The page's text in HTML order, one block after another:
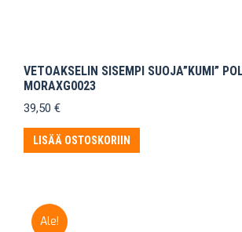
VETOAKSELIN SISEMPI SUOJA”KUMI”
MORAXG0023
39,50 €
LISÄÄ OSTOSKORIIN
Ale!